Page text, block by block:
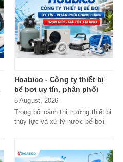
Hoabico - Công ty thiết bị
bể bơi uy tín, phân phối
chính hãng toàn quốc
5 August, 2026
Trong bối cảnh thị trường thiết bị
thủy lực và xử lý nước bể bơi